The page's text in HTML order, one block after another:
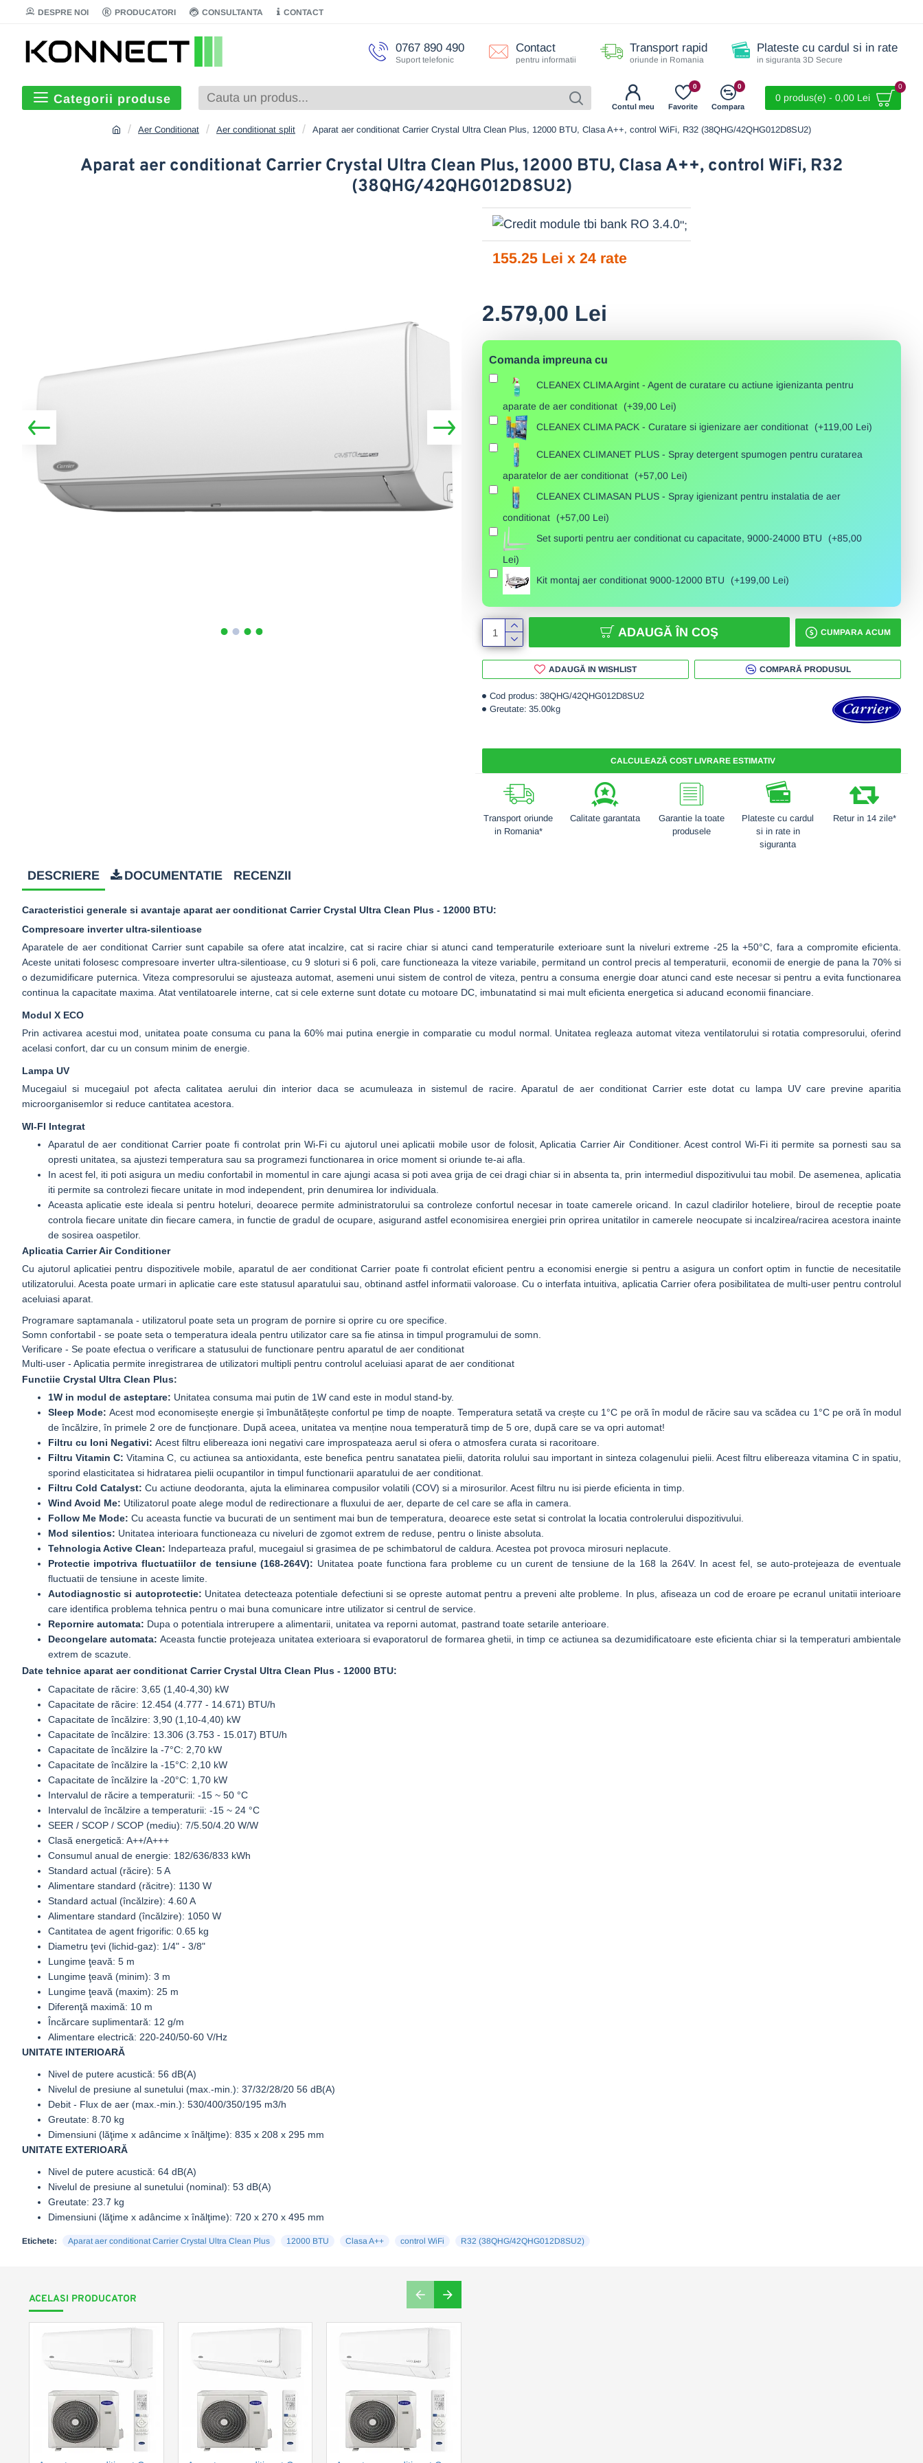
DESPRE NOI PRODUCATORI CONSULTANTA CONTACT
0767 890 490
Suport telefonic
Contact
pentru informatii
Transport rapid
oriunde in Romania
Plateste cu cardul si in rate
in siguranta 3D Secure
Categorii produse
Contul meu Favorite
0
Compara
0
0 produs(e) - 0,00 Lei
0
Aer Conditionat Aer conditionat split Aparat aer conditionat Carrier Crystal Ultra Clean Plus, 12000 BTU, Clasa A++, control WiFi, R32 (38QHG/42QHG012D8SU2)
Aparat aer conditionat Carrier Crystal Ultra Clean Plus, 12000 BTU, Clasa A++, control WiFi, R32
(38QHG/42QHG012D8SU2)
Cod produs: 38QHG/42QHG012D8SU2
Greutate: 35.00kg
2.579,00 Lei
Comanda impreuna cu
CLEANEX CLIMA Argint - Agent de curatare cu actiune igienizanta pentru
aparate de aer conditionat
(+39,00 Lei)
CLEANEX CLIMA PACK - Curatare si igienizare aer conditionat
(+119,00 Lei)
CLEANEX CLIMANET PLUS - Spray detergent spumogen pentru curatarea
aparatelor de aer conditionat
(+57,00 Lei)
CLEANEX CLIMASAN PLUS - Spray igienizant pentru instalatia de aer
conditionat
(+57,00 Lei)
Set suporti pentru aer conditionat cu capacitate, 9000-24000 BTU
(+85,00
Lei)
Kit montaj aer conditionat 9000-12000 BTU
(+199,00 Lei)
ADAUGĂ ÎN COŞ CUMPARA ACUM
ADAUGĂ IN WISHLIST COMPARĂ PRODUSUL
";
155.25 Lei x 24 rate
CALCULEAZĂ COST LIVRARE ESTIMATIV
Transport oriunde
in Romania*
Calitate garantata
Garantie la toate
produsele
Plateste cu cardul
si in rate in
siguranta
Retur in 14 zile*
DESCRIERE DOCUMENTATIE RECENZII
Caracteristici generale si avantaje aparat aer conditionat Carrier Crystal Ultra Clean Plus - 12000 BTU:
Compresoare inverter ultra-silentioase
Aparatele de aer conditionat Carrier sunt capabile sa ofere atat incalzire, cat si racire chiar si atunci cand temperaturile exterioare sunt la niveluri extreme -25 la +50°C, fara a compromite eficienta.
Aceste unitati folosesc compresoare inverter ultra-silentioase, cu 9 sloturi si 6 poli, care functioneaza la viteze variabile, permitand un control precis al temperaturii, economii de energie de pana la 70% si
o dezumidificare puternica. Viteza compresorului se ajusteaza automat, asemeni unui sistem de control de viteza, pentru a consuma energie doar atunci cand este necesar si pentru a evita functionarea
continua la capacitate maxima. Atat ventilatoarele interne, cat si cele externe sunt dotate cu motoare DC, imbunatatind si mai mult eficienta energetica si aducand economii financiare.
Modul X ECO
Prin activarea acestui mod, unitatea poate consuma cu pana la 60% mai putina energie in comparatie cu modul normal. Unitatea regleaza automat viteza ventilatorului si rotatia compresorului, oferind
acelasi confort, dar cu un consum minim de energie.
Lampa UV
Mucegaiul si mucegaiul pot afecta calitatea aerului din interior daca se acumuleaza in sistemul de racire. Aparatul de aer conditionat Carrier este dotat cu lampa UV care previne aparitia
microorganisemlor si reduce cantitatea acestora.
WI-FI Integrat
Aparatul de aer conditionat Carrier poate fi controlat prin Wi-Fi cu ajutorul unei aplicatii mobile usor de folosit, Aplicatia Carrier Air Conditioner. Acest control Wi-Fi iti permite sa pornesti sau sa
opresti unitatea, sa ajustezi temperatura sau sa programezi functionarea in orice moment si oriunde te-ai afla.
In acest fel, iti poti asigura un mediu confortabil in momentul in care ajungi acasa si poti avea grija de cei dragi chiar si in absenta ta, prin intermediul dispozitivului tau mobil. De asemenea, aplicatia
iti permite sa controlezi fiecare unitate in mod independent, prin denumirea lor individuala.
Aceasta aplicatie este ideala si pentru hoteluri, deoarece permite administratorului sa controleze confortul necesar in toate camerele oricand. In cazul cladirilor hoteliere, biroul de receptie poate
controla fiecare unitate din fiecare camera, in functie de gradul de ocupare, asigurand astfel economisirea energiei prin oprirea unitatilor in camerele neocupate si incalzirea/racirea acestora inainte
de sosirea oaspetilor.
Aplicatia Carrier Air Conditioner
Cu ajutorul aplicatiei pentru dispozitivele mobile, aparatul de aer conditionat Carrier poate fi controlat eficient pentru a economisi energie si pentru a asigura un confort optim in functie de necesitatile
utilizatorului. Acesta poate urmari in aplicatie care este statusul aparatului sau, obtinand astfel informatii valoroase. Cu o interfata intuitiva, aplicatia Carrier ofera posibilitatea de multi-user pentru controlul
aceluiasi aparat.
Programare saptamanala - utilizatorul poate seta un program de pornire si oprire cu ore specifice.
Somn confortabil - se poate seta o temperatura ideala pentru utilizator care sa fie atinsa in timpul programului de somn.
Verificare - Se poate efectua o verificare a statusului de functionare pentru aparatul de aer conditionat
Multi-user - Aplicatia permite inregistrarea de utilizatori multipli pentru controlul aceluiasi aparat de aer conditionat
Functiie Crystal Ultra Clean Plus:
1W in modul de asteptare: Unitatea consuma mai putin de 1W cand este in modul stand-by.
Sleep Mode: Acest mod economisește energie și îmbunătățește confortul pe timp de noapte. Temperatura setată va crește cu 1°C pe oră în modul de răcire sau va scădea cu 1°C pe oră în modul
de încălzire, în primele 2 ore de funcționare. După aceea, unitatea va menține noua temperatură timp de 5 ore, după care se va opri automat!
Filtru cu Ioni Negativi: Acest filtru elibereaza ioni negativi care improspateaza aerul si ofera o atmosfera curata si racoritoare.
Filtru Vitamin C: Vitamina C, cu actiunea sa antioxidanta, este benefica pentru sanatatea pielii, datorita rolului sau important in sinteza colagenului pielii. Acest filtru elibereaza vitamina C in spatiu,
sporind elasticitatea si hidratarea pielii ocupantilor in timpul functionarii aparatului de aer conditionat.
Filtru Cold Catalyst: Cu actiune deodoranta, ajuta la eliminarea compusilor volatili (COV) si a mirosurilor. Acest filtru nu isi pierde eficienta in timp.
Wind Avoid Me: Utilizatorul poate alege modul de redirectionare a fluxului de aer, departe de cel care se afla in camera.
Follow Me Mode: Cu aceasta functie va bucurati de un sentiment mai bun de temperatura, deoarece este setat si controlat la locatia controlerului dispozitivului.
Mod silentios: Unitatea interioara functioneaza cu niveluri de zgomot extrem de reduse, pentru o liniste absoluta.
Tehnologia Active Clean: Indeparteaza praful, mucegaiul si grasimea de pe schimbatorul de caldura. Acestea pot provoca mirosuri neplacute.
Protectie impotriva fluctuatiilor de tensiune (168-264V): Unitatea poate functiona fara probleme cu un curent de tensiune de la 168 la 264V. In acest fel, se auto-protejeaza de eventuale
fluctuatii de tensiune in aceste limite.
Autodiagnostic si autoprotectie: Unitatea detecteaza potentiale defectiuni si se opreste automat pentru a preveni alte probleme. In plus, afiseaza un cod de eroare pe ecranul unitatii interioare
care identifica problema tehnica pentru o mai buna comunicare intre utilizator si centrul de service.
Repornire automata: Dupa o potentiala intrerupere a alimentarii, unitatea va reporni automat, pastrand toate setarile anterioare.
Decongelare automata: Aceasta functie protejeaza unitatea exterioara si evaporatorul de formarea ghetii, in timp ce actiunea sa dezumidificatoare este eficienta chiar si la temperaturi ambientale
extrem de scazute.
Date tehnice aparat aer conditionat Carrier Crystal Ultra Clean Plus - 12000 BTU:
Capacitate de răcire: 3,65 (1,40-4,30) kW
Capacitate de răcire: 12.454 (4.777 - 14.671) BTU/h
Capacitate de încălzire: 3,90 (1,10-4,40) kW
Capacitate de încălzire: 13.306 (3.753 - 15.017) BTU/h
Capacitate de încălzire la -7°C: 2,70 kW
Capacitate de încălzire la -15°C: 2,10 kW
Capacitate de încălzire la -20°C: 1,70 kW
Intervalul de răcire a temperaturii: -15 ~ 50 °C
Intervalul de încălzire a temperaturii: -15 ~ 24 °C
SEER / SCOP / SCOP (mediu): 7/5.50/4.20 W/W
Clasă energetică: A++/A+++
Consumul anual de energie: 182/636/833 kWh
Standard actual (răcire): 5 A
Alimentare standard (răcitre): 1130 W
Standard actual (încălzire): 4.60 A
Alimentare standard (încălzire): 1050 W
Cantitatea de agent frigorific: 0.65 kg
Diametru ţevi (lichid-gaz): 1/4" - 3/8"
Lungime ţeavă: 5 m
Lungime ţeavă (minim): 3 m
Lungime ţeavă (maxim): 25 m
Diferenţă maximă: 10 m
Încărcare suplimentară: 12 g/m
Alimentare electrică: 220-240/50-60 V/Hz
UNITATE INTERIOARĂ
Nivel de putere acustică: 56 dB(A)
Nivelul de presiune al sunetului (max.-min.): 37/32/28/20 56 dB(A)
Debit - Flux de aer (max.-min.): 530/400/350/195 m3/h
Greutate: 8.70 kg
Dimensiuni (lăţime x adâncime x înălţime): 835 x 208 x 295 mm
UNITATE EXTERIOARĂ
Nivel de putere acustică: 64 dB(A)
Nivelul de presiune al sunetului (nominal): 53 dB(A)
Greutate: 23.7 kg
Dimensiuni (lăţime x adâncime x înălţime): 720 x 270 x 495 mm
Etichete: Aparat aer conditionat Carrier Crystal Ultra Clean Plus 12000 BTU Clasa A++ control WiFi R32 (38QHG/42QHG012D8SU2)
ACELASI PRODUCATOR